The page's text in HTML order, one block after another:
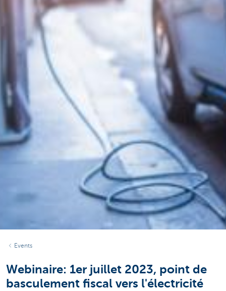
Events
Webinaire: 1er juillet 2023, point de
basculement fiscal vers l'électricité